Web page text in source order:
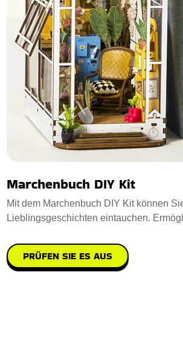
Marchenbuch DIY Kit
Mit dem Marchenbuch DIY Kit können
Lieblingsgeschichten eintauchen.
PRÜFEN SIE ES AUS